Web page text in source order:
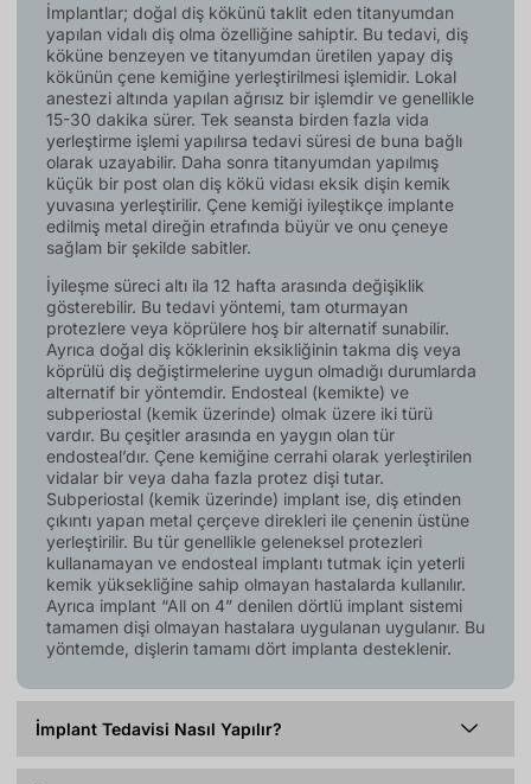
İmplantlar; doğal diş kökünü taklit eden titanyumdan
yapılan vidalı diş olma özelliğine sahiptir. Bu tedavi, diş
köküne benzeyen ve titanyumdan üretilen yapay diş
kökünün çene kemiğine yerleştirilmesi işlemidir. Lokal
anestezi altında yapılan ağrısız bir işlemdir ve genellikle
15-30 dakika sürer. Tek seansta birden fazla vida
yerleştirme işlemi yapılırsa tedavi süresi de buna bağlı
olarak uzayabilir. Daha sonra titanyumdan yapılmış
küçük bir post olan diş kökü vidası eksik dişin kemik
yuvasına yerleştirilir. Çene kemiği iyileştikçe implante
edilmiş metal direğin etrafında büyür ve onu çeneye
sağlam bir şekilde sabitler.
İyileşme süreci altı ila 12 hafta arasında değişiklik
gösterebilir. Bu tedavi yöntemi, tam oturmayan
protezlere veya köprülere hoş bir alternatif sunabilir.
Ayrıca doğal diş köklerinin eksikliğinin takma diş veya
köprülü diş değiştirmelerine uygun olmadığı durumlarda
alternatif bir yöntemdir. Endosteal (kemikte) ve
subperiostal (kemik üzerinde) olmak üzere iki türü
vardır. Bu çeşitler arasında en yaygın olan tür
endosteal’dır. Çene kemiğine cerrahi olarak yerleştirilen
vidalar bir veya daha fazla protez dişi tutar.
Subperiostal (kemik üzerinde) implant ise, diş etinden
çıkıntı yapan metal çerçeve direkleri ile çenenin üstüne
yerleştirilir. Bu tür genellikle geleneksel protezleri
kullanamayan ve endosteal implantı tutmak için yeterli
kemik yüksekliğine sahip olmayan hastalarda kullanılır.
Ayrıca implant “All on 4” denilen dörtlü implant sistemi
tamamen dişi olmayan hastalara uygulanan uygulanır. Bu
yöntemde, dişlerin tamamı dört implanta desteklenir.
İmplant Tedavisi Nasıl Yapılır?